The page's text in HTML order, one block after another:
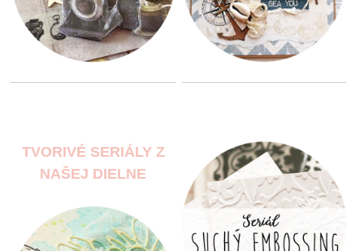
TVORIVÉ SERIÁLY Z
NAŠEJ DIELNE